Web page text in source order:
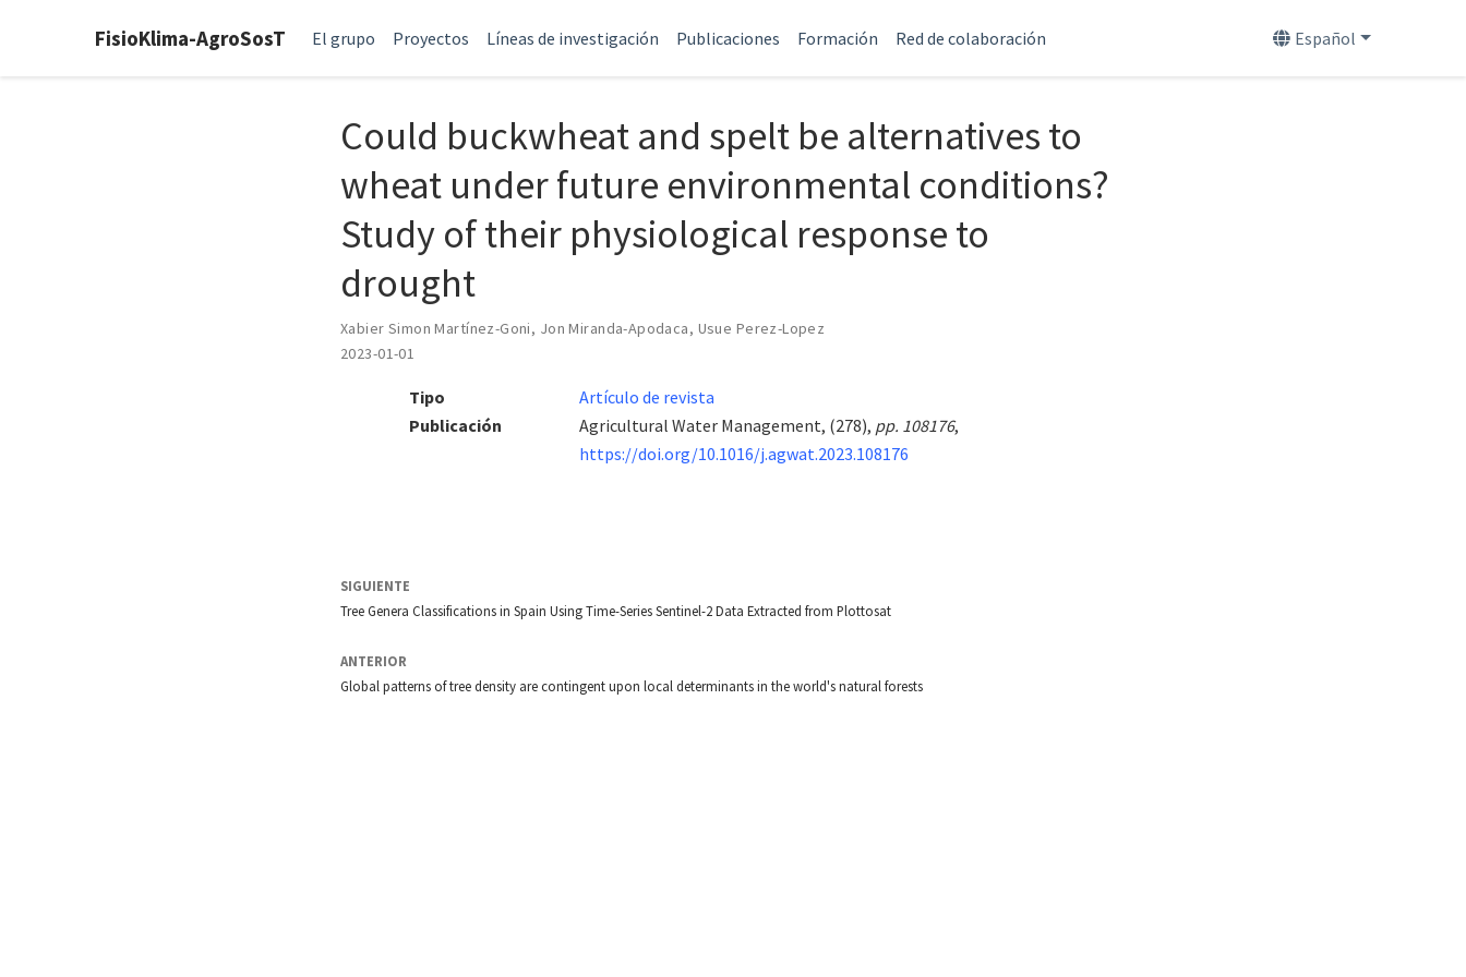
FisioKlima-AgroSosT El grupo Proyectos Líneas de investigación Publicaciones Formación Red de colaboración Español
Could buckwheat and spelt be alternatives to
wheat under future environmental conditions?
Study of their physiological response to
drought
Xabier Simon Martínez-Goni, Jon Miranda-Apodaca, Usue Perez-Lopez
2023-01-01
Tipo
Artículo de revista
Publicación
Agricultural Water Management, (278), pp. 108176,
https://doi.org/10.1016/j.agwat.2023.108176
SIGUIENTE
Tree Genera Classifications in Spain Using Time-Series Sentinel-2 Data Extracted from Plottosat
ANTERIOR
Global patterns of tree density are contingent upon local determinants in the world's natural forests